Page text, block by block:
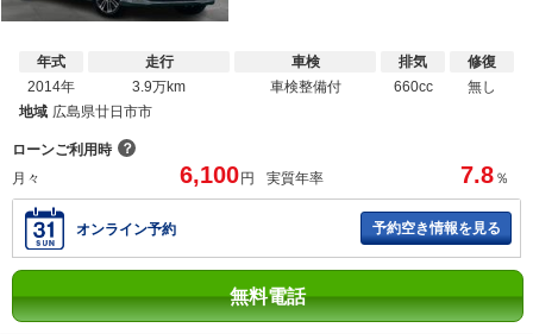
年式
2014年
走行
3.9万km
車検
車検整備付
排気
660cc
修復
無し
地域 広島県廿日市市
ローンご利用時 ？
月々
6,100 円 実質年率 7.8 ％
オンライン予約 予約空き情報を見る
無料電話